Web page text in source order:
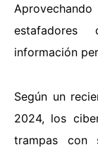
estafadores
información
Según un
2024, los
trampas con